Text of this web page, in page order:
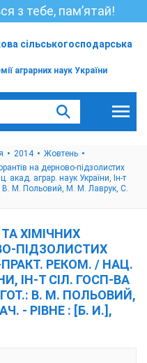
з тебе, пам’ятай!
сільськогосподарська
аграрних наук України
2014
Жовтень
на дерново-підзолистих
акад. аграр. наук України, Ін-т
В. М. Польовий, М. М. Лаврук, С.
ХІМІЧНИХ
ПІДЗОЛИСТИХ
РЕКОМ. / НАЦ.
ІН-Т СІЛ. ГОСП-ВА
В. М. ПОЛЬОВИЙ,
- РІВНЕ : [Б. И.],